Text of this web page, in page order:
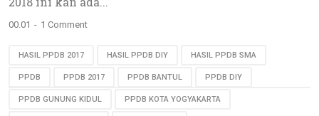
00.01 1 Comment
HASIL PPDB 2017 HASIL PPDB DIY HASIL PPDB SMA
PPDB PPDB 2017 PPDB BANTUL PPDB DIY
PPDB GUNUNG KIDUL PPDB KOTA YOGYAKARTA